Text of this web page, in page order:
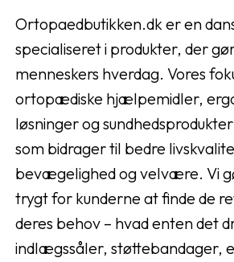
Ortopaedbutikken.dk er en
specialiseret i produkter, der
menneskers hverdag. Vores
ortopædiske hjælpemidler,
løsninger og
som bidrager til bedre
bevægelighed og velvære. Vi
trygt for kunderne at finde de
deres behov – hvad enten det
indlægssåler, støttebandager,